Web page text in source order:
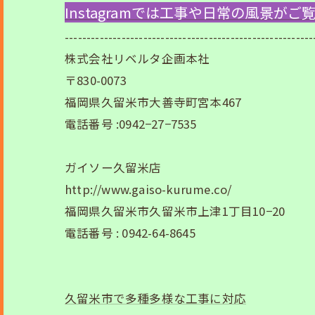
Instagramでは工事や日常の風景がご
株式会社リベルタ企画本社
〒830-0073
福岡県久留米市大善寺町宮本467
電話番号 :0942−27−7535
ガイソー久留米店
http://www.gaiso-kurume.co/
福岡県久留米市久留米市上津1丁目10−20
電話番号 : 0942-64-8645
久留米市で多種多様な工事に対応